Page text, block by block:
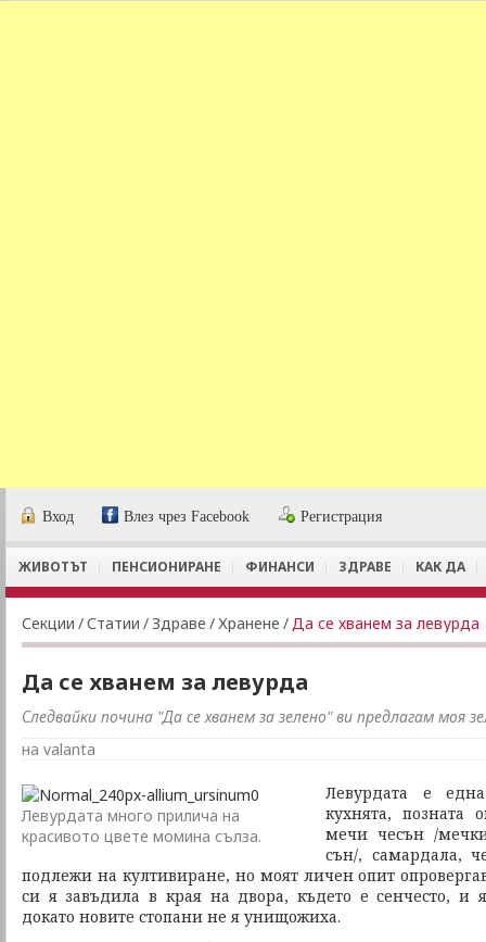
Вход Влез чрез Facebook Регистрация
ЖИВОТЪТ ПЕНСИОНИРАНЕ ФИНАНСИ ЗДРАВЕ КАК ДА
Секции /Статии / Здраве /Хранене /Да се хванем за левурда
Да се хванем за левурда
Следвайки почина "Да се хванем за зелено" ви предлагам моя
на valanta
Левурдата много прилича на
красивото цвете момина сълза.
Левурдата е
кухнята,
мечи чесън /
сън/, самардала,
подлежи на култивиране, но моят личен опит
си я завъдила в края на двора, където е сенчесто, и
докато новите стопани не я унищожиха.